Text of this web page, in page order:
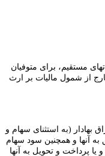
۳۱/۴/۱۳۹۴ قانون مالیاتهای مستقیم، برای متوفیان
و خارج از شمول مالیات بر ارث
بهادار (به استثنای سهام و
آنها و همچنین سود سهام
یا پرداخت و تحویل به آنها